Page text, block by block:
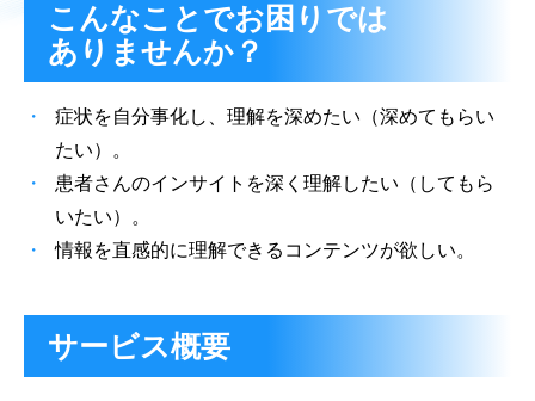
こんなことでお困りでは
ありませんか？
症状を自分事化し、理解を深めたい（深めてもらい
たい）。
患者さんのインサイトを深く理解したい（してもら
いたい）。
情報を直感的に理解できるコンテンツが欲しい。
サービス概要